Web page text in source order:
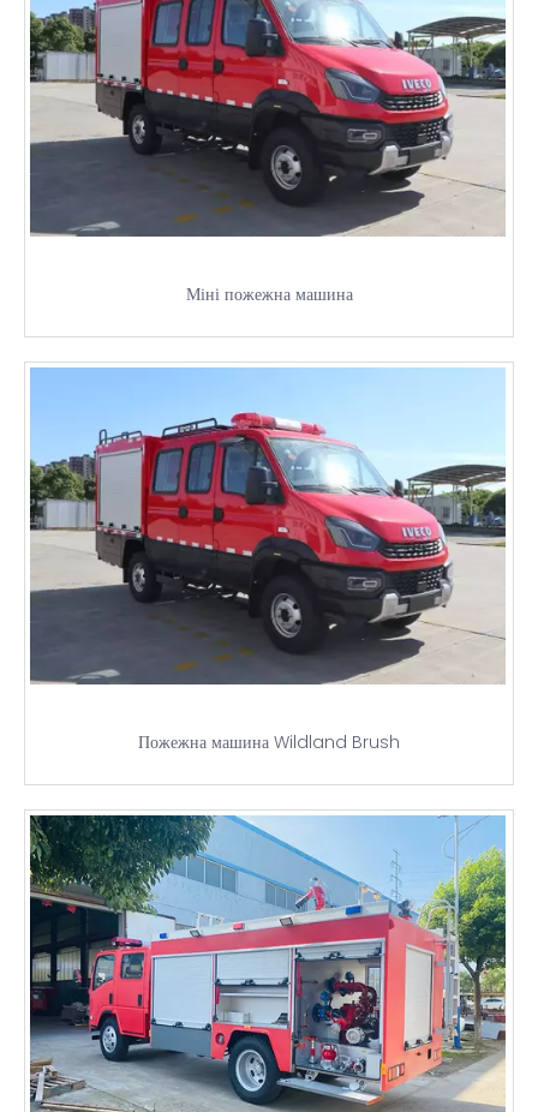
Міні пожежна машина
Пожежна машина Wildland Brush